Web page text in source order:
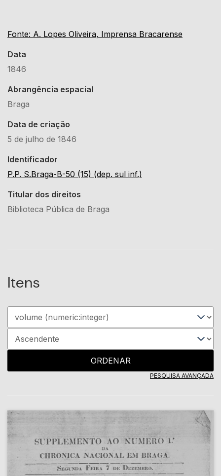
Fonte: A. Lopes Oliveira, Imprensa Bracarense
Data
1846
Abrangência espacial
Braga
Data de criação
5 de julho de 1846
Identificador
P.P. S.Braga-B-50 (15) (dep. sul inf.)
Titular dos direitos
Biblioteca Pública de Braga
Itens
ORDENAR
PESQUISA AVANÇADA